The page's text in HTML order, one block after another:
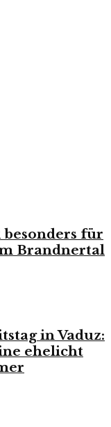
für
Brandnertal
in Vaduz:
ehelicht